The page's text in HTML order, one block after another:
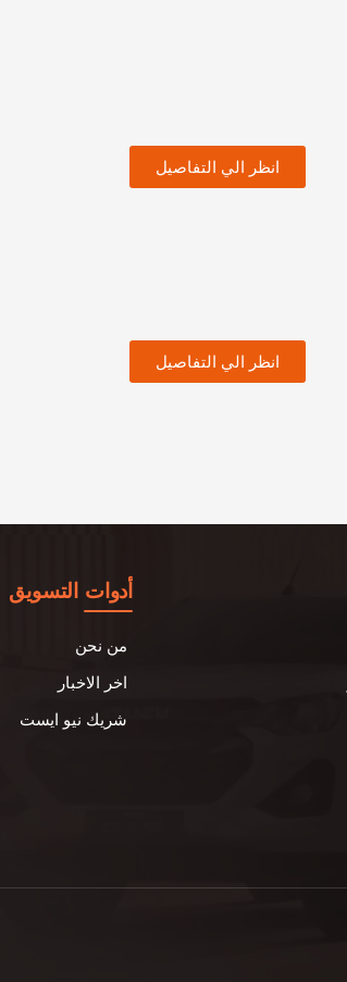
انظر الي التفاصيل
انظر الي التفاصيل
أدوات التسويق
من نحن
اخر الاخبار
شريك نيو ايست